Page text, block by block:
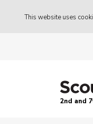
This website uses
2nd and